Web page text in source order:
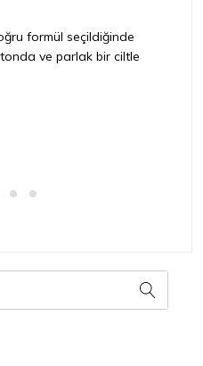
formül seçildiğinde
ve parlak bir ciltle